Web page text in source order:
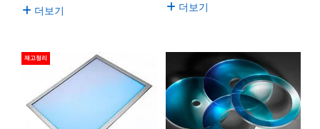
더보기
더보기
재고정리